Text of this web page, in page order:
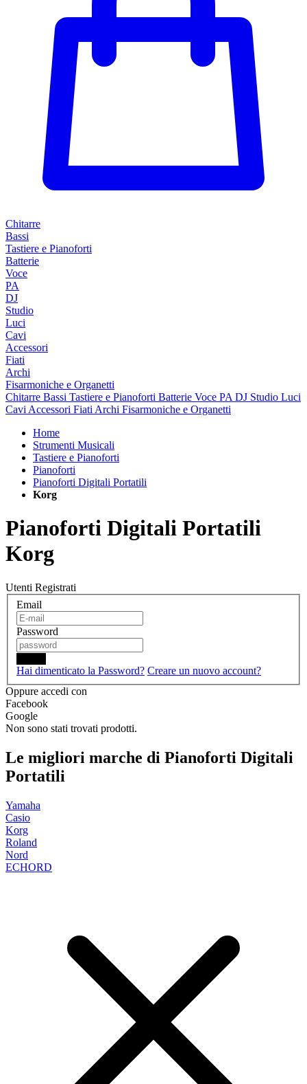
Chitarre
Bassi
Tastiere e Pianoforti
Batterie
Voce
PA
DJ
Studio
Luci
Cavi
Accessori
Fiati
Archi
Fisarmoniche e Organetti
Chitarre Bassi Tastiere e Pianoforti Batterie Voce PA DJ Studio Luci
Cavi Accessori Fiati Archi Fisarmoniche e Organetti
Home
Strumenti Musicali
Tastiere e Pianoforti
Pianoforti
Pianoforti Digitali Portatili
Korg
Pianoforti Digitali Portatili
Korg
Utenti Registrati
Email
Password
Hai dimenticato la Password? Creare un nuovo account?
Oppure accedi con
Facebook
Google
Non sono stati trovati prodotti.
Le migliori marche di Pianoforti Digitali
Portatili
Yamaha
Casio
Korg
Roland
Nord
ECHORD